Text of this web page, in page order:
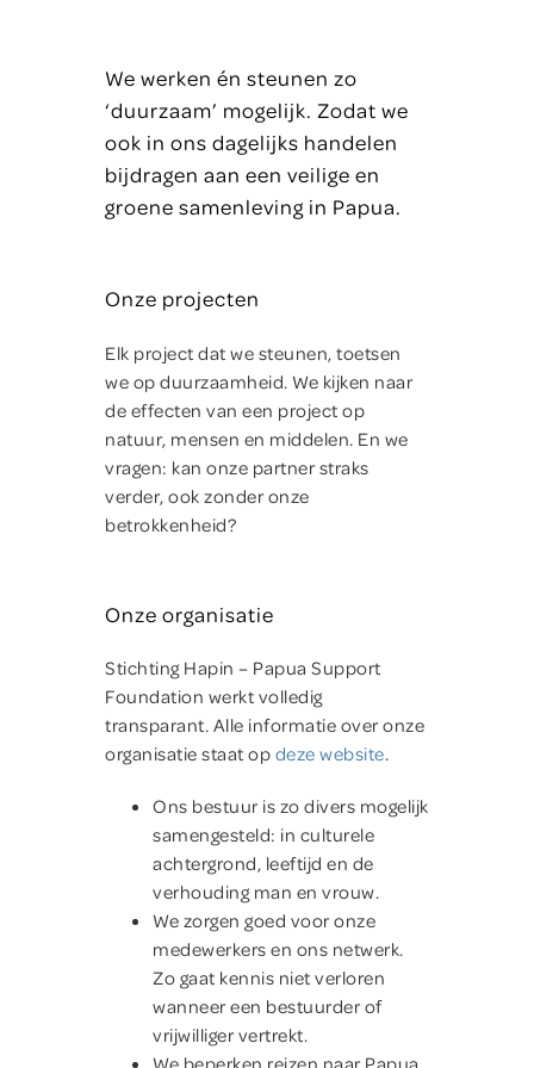
We werken én steunen zo
‘duurzaam’ mogelijk. Zodat we
ook in ons dagelijks handelen
bijdragen aan een veilige en
groene samenleving in Papua.
Onze projecten
Elk project dat we steunen, toetsen
we op duurzaamheid. We kijken naar
de effecten van een project op
natuur, mensen en middelen. En we
vragen: kan onze partner straks
verder, ook zonder onze
betrokkenheid?
Onze organisatie
Stichting Hapin – Papua Support
Foundation werkt volledig
transparant. Alle informatie over onze
organisatie staat op deze website.
Ons bestuur is zo divers mogelijk
samengesteld: in culturele
achtergrond, leeftijd en de
verhouding man en vrouw.
We zorgen goed voor onze
medewerkers en ons netwerk.
Zo gaat kennis niet verloren
wanneer een bestuurder of
vrijwilliger vertrekt.